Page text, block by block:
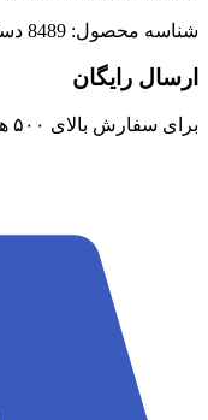
شناسه محصول: 8489
ارسال رایگان
برای سفارش‌ بالای ۵۰۰ هزار تومان